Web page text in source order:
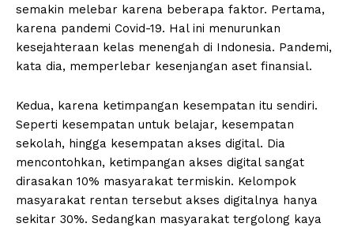
semakin melebar karena beberapa faktor. Pertama,
karena pandemi Covid-19. Hal ini menurunkan
kesejahteraan kelas menengah di Indonesia. Pandemi,
kata dia, memperlebar kesenjangan aset finansial.
Kedua, karena ketimpangan kesempatan itu sendiri.
Seperti kesempatan untuk belajar, kesempatan
sekolah, hingga kesempatan akses digital. Dia
mencontohkan, ketimpangan akses digital sangat
dirasakan 10% masyarakat termiskin. Kelompok
masyarakat rentan tersebut akses digitalnya hanya
sekitar 30%. Sedangkan masyarakat tergolong kaya